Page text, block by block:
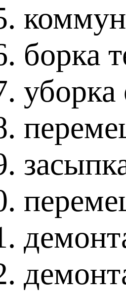
борка
уборка